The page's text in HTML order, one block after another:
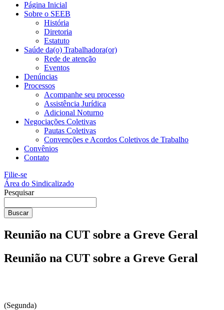
Página Inicial
Sobre o SEEB
História
Diretoria
Estatuto
Saúde da(o) Trabalhadora(or)
Rede de atenção
Eventos
Denúncias
Processos
Acompanhe seu processo
Assistência Jurídica
Adicional Noturno
Negociações Coletivas
Pautas Coletivas
Convenções e Acordos Coletivos de Trabalho
Convênios
Contato
Filie-se
Área do Sindicalizado
Pesquisar
Buscar
Reunião na CUT sobre a Greve Geral
Reunião na CUT sobre a Greve Geral
(Segunda)